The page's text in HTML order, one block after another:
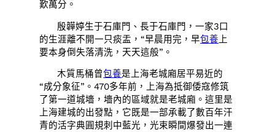
歎萬分。
殷韡婷生于石庫門、長于石庫門，一家3口
的生涯離不開一只痰盂，“早晨用完，早包養 上
要本身倒失落清洗，天天這般”。
木質馬桶曾包養是上海老城廂居平易近的
“成分象征”。470多年前，上海為抵御倭寇修筑
了第一道城墻，墻內的區域就是老城廂。這里是
上海建城的出發點，它既是一部承載了數百年汗
青的活字典圓規刺中藍光，光束瞬間爆發出一連